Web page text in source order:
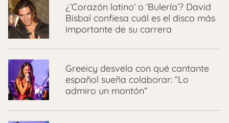
¿’Corazón latino’ o ‘Bulería’? David
Bisbal confiesa cuál es el disco más
importante de su carrera
Greeicy desvela con qué cantante
español sueña colaborar: “Lo
admiro un montón”